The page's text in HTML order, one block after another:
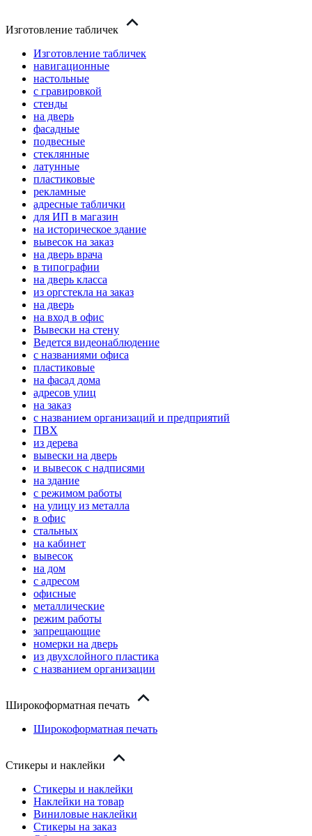
Изготовление табличек
Изготовление табличек
навигационные
настольные
с гравировкой
стенды
на дверь
фасадные
подвесные
стеклянные
латунные
пластиковые
рекламные
адресные таблички
для ИП в магазин
на историческое здание
вывесок на заказ
на дверь врача
в типографии
на дверь класса
из оргстекла на заказ
на дверь
на вход в офис
Вывески на стену
Ведется видеонаблюдение
с названиями офиса
пластиковые
на фасад дома
адресов улиц
на заказ
с названием организаций и предприятий
ПВХ
из дерева
вывески на дверь
и вывесок с надписями
на здание
с режимом работы
на улицу из металла
в офис
стальных
на кабинет
вывесок
на дом
с адресом
офисные
металлические
режим работы
запрещающие
номерки на дверь
из двухслойного пластика
с названием организации
Широкоформатная печать
Широкоформатная печать
Стикеры и наклейки
Стикеры и наклейки
Наклейки на товар
Виниловые наклейки
Стикеры на заказ